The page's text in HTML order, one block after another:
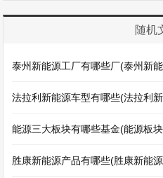
随机
泰州新能源工厂有哪些厂(泰州新
法拉利新能源车型有哪些(法拉利
能源三大板块有哪些基金(能源板
胜康新能源产品有哪些(胜康新能